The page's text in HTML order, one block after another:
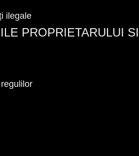
ilegale
PROPRIETARULUI